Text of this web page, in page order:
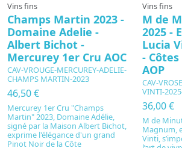
Vins fins
Champs Martin 2023 -
Domaine Adelie -
Albert Bichot -
Mercurey 1er Cru AOC
CAV-VROUGE-MERCUREY-ADELIE-
CHAMPS MARTIN-2023
46,50 €
Mercurey 1er Cru "Champs
Martin" 2023, Domaine Adélie,
signé par la Maison Albert Bichot,
exprime l'élégance d'un grand
Pinot Noir de la Côte
Vins fins
M de
2025 -
Lucia
-
AOP
CAV-
VINTI-
36,00 €
M de
Magnum,
Vinti,